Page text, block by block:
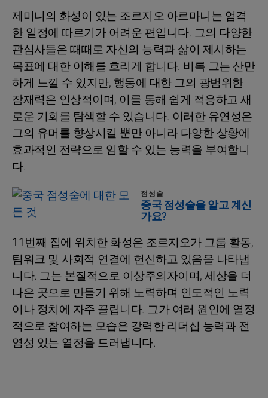
제미니의 화성이 있는 조르지오 아르마니는 엄격
한 일정에 따르기가 어려운 편입니다. 그의 다양한
관심사들은 때때로 자신의 능력과 삶이 제시하는
목표에 대한 이해를 흐리게 합니다. 비록 그는 산만
하게 느낄 수 있지만, 행동에 대한 그의 광범위한
잠재력은 인상적이며, 이를 통해 쉽게 적응하고 새
로운 기회를 탐색할 수 있습니다. 이러한 유연성은
그의 유머를 향상시킬 뿐만 아니라 다양한 상황에
효과적인 전략으로 임할 수 있는 능력을 부여합니
다.
점성술
중국 점성술을 알고 계신
가요?
11번째 집에 위치한 화성은 조르지오가 그룹 활동,
팀워크 및 사회적 연결에 헌신하고 있음을 나타냅
니다. 그는 본질적으로 이상주의자이며, 세상을 더
나은 곳으로 만들기 위해 노력하며 인도적인 노력
이나 정치에 자주 끌립니다. 그가 여러 원인에 열정
적으로 참여하는 모습은 강력한 리더십 능력과 전
염성 있는 열정을 드러냅니다.